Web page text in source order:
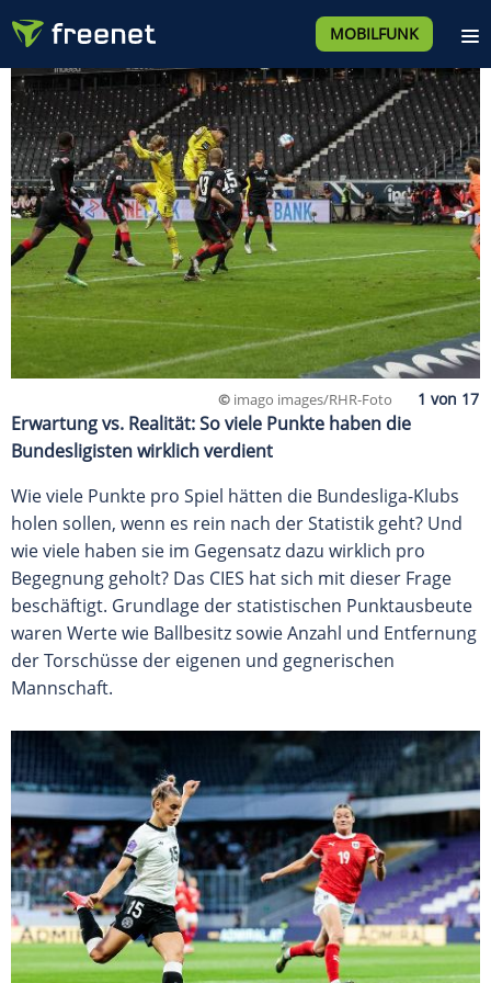
MOBILFUNK
© imago images/RHR-Foto
Erwartung vs. Realität: So viele Punkte haben die
Bundesligisten wirklich verdient
Wie viele Punkte pro Spiel hätten die Bundesliga-Klubs
holen sollen, wenn es rein nach der Statistik geht? Und
wie viele haben sie im Gegensatz dazu wirklich pro
Begegnung geholt? Das CIES hat sich mit dieser Frage
beschäftigt. Grundlage der statistischen Punktausbeute
waren Werte wie Ballbesitz sowie Anzahl und Entfernung
der Torschüsse der eigenen und gegnerischen
Mannschaft.